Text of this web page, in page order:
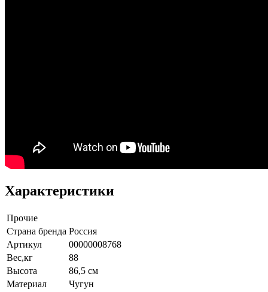
Характеристики
Прочие
Страна бренда Россия
Артикул
00000008768
Вес,кг
88
Высота
86,5 см
Материал
Чугун